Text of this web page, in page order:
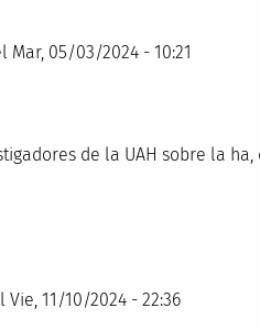
Mar, 05/03/2024 - 10:21
de la UAH sobre la
Vie, 11/10/2024 - 22:36